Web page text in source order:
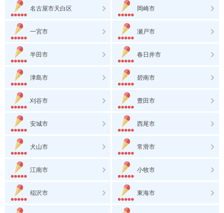
名古屋市天白区 岡崎市
一宮市 瀬戸市
半田市 春日井市
津島市 碧南市
刈谷市 豊田市
安城市 西尾市
犬山市 常滑市
江南市 小牧市
稲沢市 東海市